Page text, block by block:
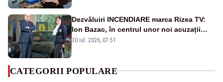
Dezvăluiri INCENDIARE marca Rizea TV:
Ion Bazac, în centrul unor noi acuzații
publice
30 iul. 2026, 07:51
CATEGORII POPULARE